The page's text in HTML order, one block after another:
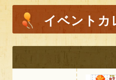
イベントカ